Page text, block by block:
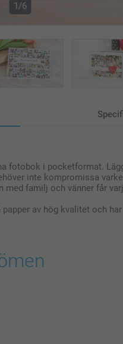
1/6
fotobok i pocketformat.
inte kompromissa
familj och vänner får
av hög kvalitet och